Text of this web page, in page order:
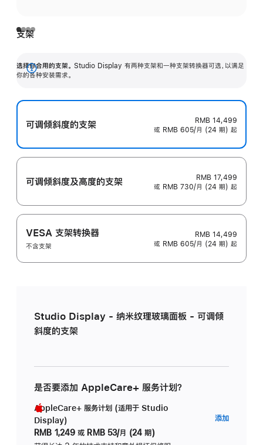
支架
选择你合用的支架。 Studio Display 有两种支架和一种支架转换器可选，以满足
你的各种安装需求。
展
可调倾斜度的支架
RMB 14,499
或 RMB 605/月 (24 期) 起
可调倾斜度及高‍度的支‍架
RMB 17,499
或 RMB 730/月 (24 期) 起
VESA 支架转换器
不含支架
RMB 14,499
或 RMB 605/月 (24 期) 起
Studio Display - 纳米纹理玻璃面板 - 可调倾
斜度的支架
是否要添加 AppleCare+ 服务计划？
AppleCare+ 服务计划 (适用于 Studio
Display)
RMB 1,249 或 RMB 53/月 (24 期)
添加